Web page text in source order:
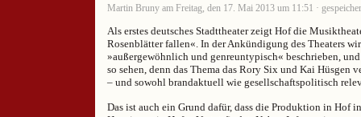
Martin Bruny am Freitag, den 17. Mai 2013 um 11:51 ·
Als erstes deutsches Stadttheater zeigt Hof die
Rosenblätter fallen«. In der Ankündigung des Theaters
»außergewöhnlich und genreuntypisch« beschrieben,
so sehen, denn das Thema das Rory Six und Kai Hüsgen
– und sowohl brandaktuell wie gesellschaftspolitisch
Das ist auch ein Grund dafür, dass die Produktion in Hof